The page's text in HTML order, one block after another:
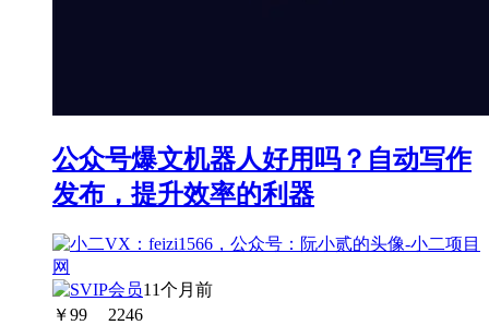
公众号爆文机器人好用吗？自动写作
发布，提升效率的利器
11个月前
￥99 2246